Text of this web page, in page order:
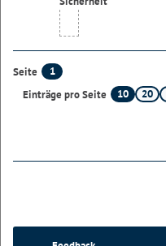
Seite
1
Einträge pro Seite
10 20